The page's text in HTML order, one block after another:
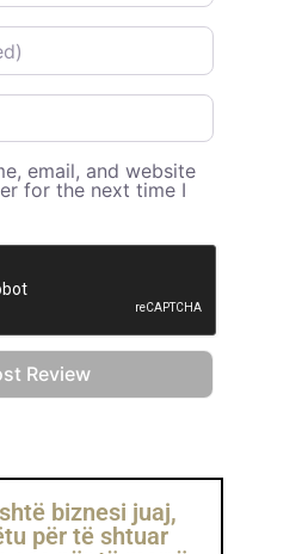
email, and website
for the next time I
biznesi juaj,
për të shtuar